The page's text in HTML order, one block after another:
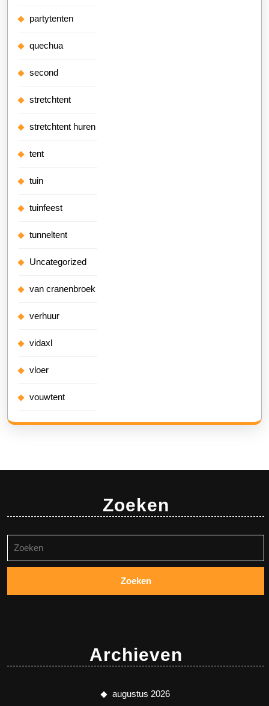
partytenten
quechua
second
stretchtent
stretchtent huren
tent
tuin
tuinfeest
tunneltent
Uncategorized
van cranenbroek
verhuur
vidaxl
vloer
vouwtent
Zoeken
naar:
Archieven
augustus 2026